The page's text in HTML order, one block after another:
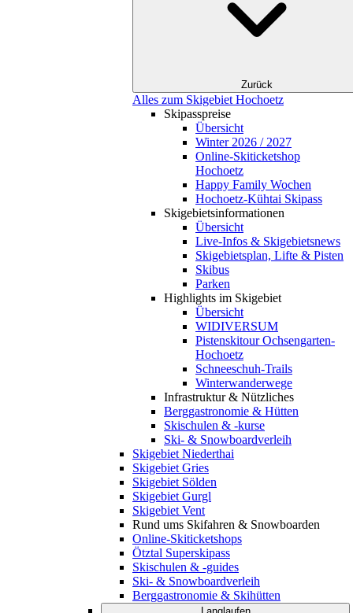
Zurück
Alles zum Skigebiet Hochoetz
Skipasspreise
Übersicht
Winter 2026 / 2027
Online-Skiticketshop
Hochoetz
Happy Family Wochen
Hochoetz-Kühtai Skipass
Skigebietsinformationen
Übersicht
Live-Infos & Skigebietsnews
Skigebietsplan, Lifte & Pisten
Skibus
Parken
Highlights im Skigebiet
Übersicht
WIDIVERSUM
Pistenskitour Ochsengarten-
Hochoetz
Schneeschuh-Trails
Winterwanderwege
Infrastruktur & Nützliches
Berggastronomie & Hütten
Skischulen & -kurse
Ski- & Snowboardverleih
Skigebiet Niederthai
Skigebiet Gries
Skigebiet Sölden
Skigebiet Gurgl
Skigebiet Vent
Rund ums Skifahren & Snowboarden
Online-Skiticketshops
Ötztal Superskipass
Skischulen & -guides
Ski- & Snowboardverleih
Berggastronomie & Skihütten